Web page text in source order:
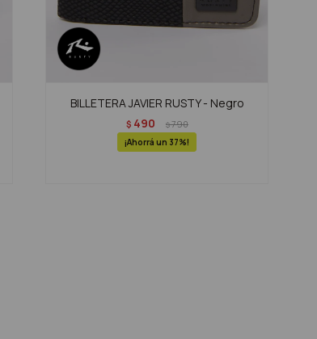
BILLETERA JAVIER RUSTY - Negro
$ 490 $790
37